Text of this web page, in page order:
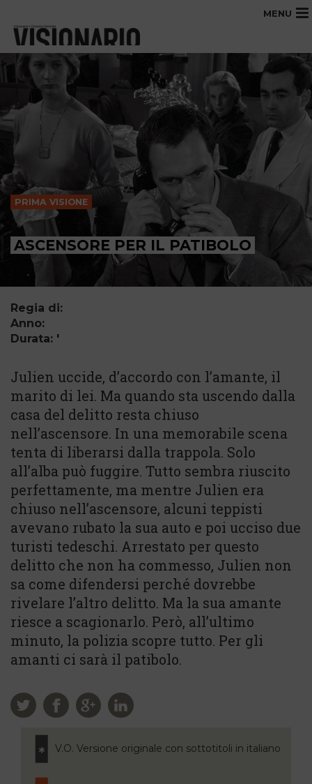
MENU
PRIMA VISIONE
ASCENSORE PER IL PATIBOLO
Regia di:
Anno:
Durata: '
Julien uccide, d’accordo con l’amante, il
marito di lei. Ma quando sta uscendo dalla
casa del delitto resta chiuso
nell’ascensore. In una memorabile scena
tenta di liberarsi dalla trappola. Solo
all’alba può fuggire. Tutto sembra riuscito
perfettamente, ma mentre Julien era
chiuso nell’ascensore, alcuni teppisti
avevano rubato la sua auto e poi ucciso due
turisti tedeschi. Arrestato per questo
delitto che non ha commesso, Julien non
sa come difendersi perché dovrebbe
rivelare l’altro delitto. Ma la sua amante
riesce a scagionarlo. Però, all’ultimo
minuto, la polizia scopre tutto. Per gli
amanti ci sarà il patibolo.
V.O. Versione originale con sottotitoli in italiano